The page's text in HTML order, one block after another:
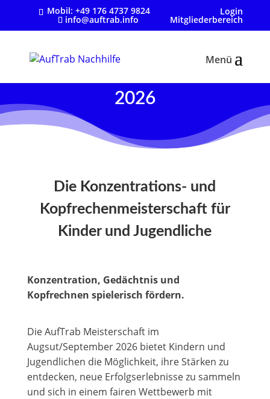
Mobil:+49 176 4737 9824
info@auftrab.info
Login
Mitgliederbereich
2026
Die Konzentrations- und
Kopfrechenmeisterschaft für
Kinder und Jugendliche
Konzentration, Gedächtnis und
Kopfrechnen spielerisch fördern.
Die AufTrab Meisterschaft im
Augsut/September 2026 bietet Kindern und
Jugendlichen die Möglichkeit, ihre Stärken zu
entdecken, neue Erfolgserlebnisse zu sammeln
und sich in einem fairen Wettbewerb mit